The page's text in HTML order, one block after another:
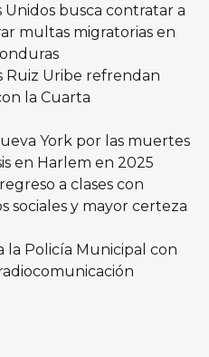
Unidos busca contratar a
multas migratorias en
Ruiz Uribe refrendan
la Cuarta
York por las muertes
en Harlem en 2025
a clases con
sociales y mayor certeza
la Policía Municipal con